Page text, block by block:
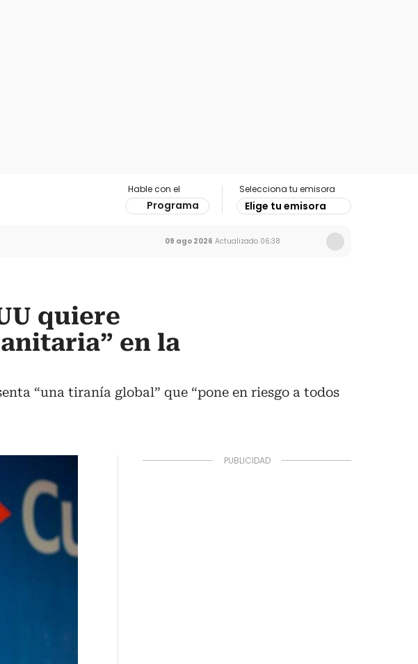
Hable con el
Programa
Selecciona tu emisora
Elige tu emisora
09 ago 2026 Actualizado 06:38
quiere
en la
“una tiranía global” que “pone en riesgo a todos